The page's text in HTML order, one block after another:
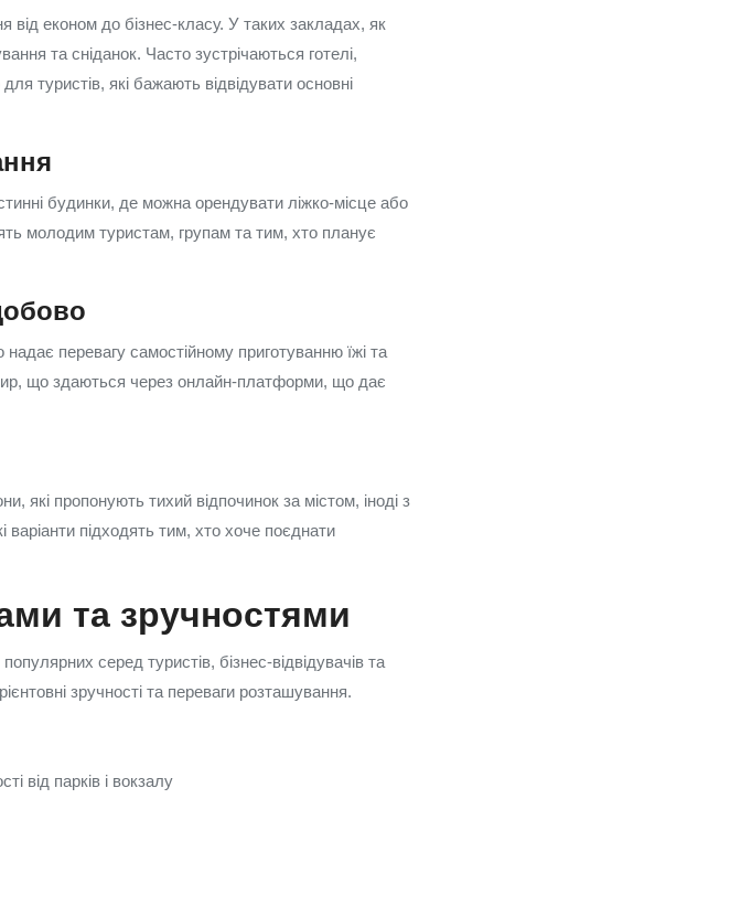
від економ до бізнес-класу. У таких закладах, як
та сніданок. Часто зустрічаються готелі,
туристів, які бажають відвідувати основні
будинки, де можна орендувати ліжко-місце або
молодим туристам, групам та тим, хто планує
перевагу самостійному приготуванню їжі та
що здаються через онлайн-платформи, що дає
які пропонують тихий відпочинок за містом, іноді з
варіанти підходять тим, хто хоче поєднати
та зручностями
серед туристів, бізнес-відвідувачів та
зручності та переваги розташування.
від парків і вокзалу